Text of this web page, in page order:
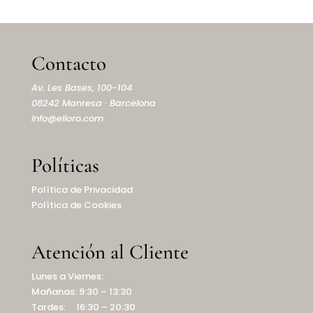
Contacto
Av. Les Bases, 100-104
08242 Manresa · Barcelona
info@elioro.com
Políticas
Política de Privacidad
Política de Cookies
Atención al Cliente
Lunes a Viernes:
Mañanas: 9:30 – 13:30
Tardes: 16:30 – 20:30